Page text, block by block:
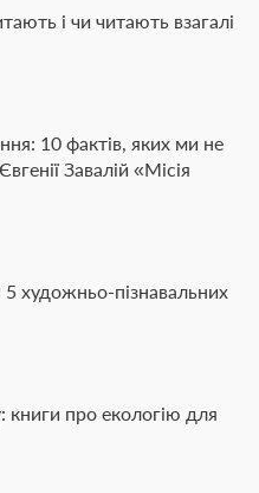
і чи читають взагалі
10 фактів, яких ми не
Завалій «Місія
5 художньо-пізнавальних
про екологію для